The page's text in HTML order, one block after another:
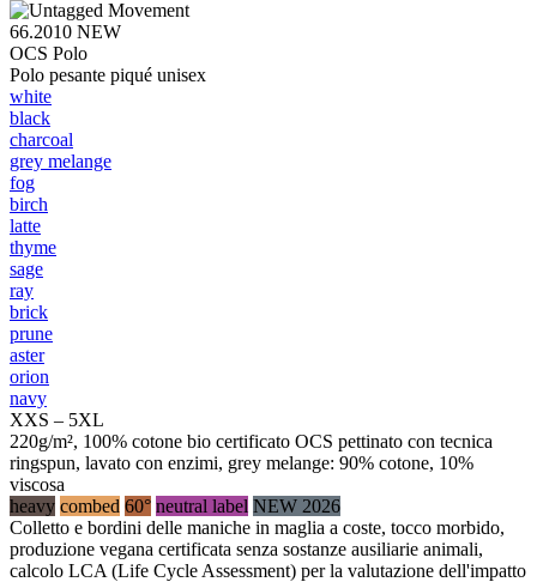
66.2010 NEW
OCS Polo
Polo pesante piqué unisex
white
black
charcoal
grey melange
fog
birch
latte
thyme
sage
ray
brick
prune
aster
orion
navy
XXS – 5XL
220g/m², 100% cotone bio certificato OCS pettinato con tecnica
ringspun, lavato con enzimi, grey melange: 90% cotone, 10%
viscosa
heavy combed 60° neutral label NEW 2026
Colletto e bordini delle maniche in maglia a coste, tocco morbido,
produzione vegana certificata senza sostanze ausiliarie animali,
calcolo LCA (Life Cycle Assessment) per la valutazione dell'impatto